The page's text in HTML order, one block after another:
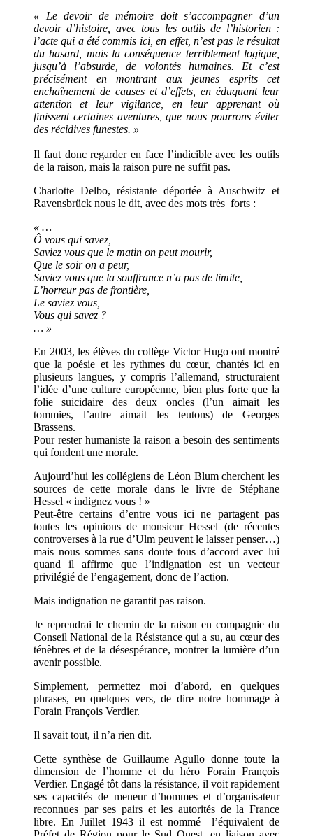
« Le devoir de mémoire doit s’accompagner d’un
devoir d’histoire, avec tous les outils de l’historien :
l’acte qui a été commis ici, en effet, n’est pas le résultat
du hasard, mais la conséquence terriblement logique,
jusqu’à l’absurde, de volontés humaines. Et c’est
précisément en montrant aux jeunes esprits cet
enchaînement de causes et d’effets, en éduquant leur
attention et leur vigilance, en leur apprenant où
finissent certaines aventures, que nous pourrons éviter
des récidives funestes. »
Il faut donc regarder en face l’indicible avec les outils
de la raison, mais la raison pure ne suffit pas.
Charlotte Delbo, résistante déportée à Auschwitz et
Ravensbrück nous le dit, avec des mots très forts :
« …
Ô vous qui savez,
Saviez vous que le matin on peut mourir,
Que le soir on a peur,
Saviez vous que la souffrance n’a pas de limite,
L’horreur pas de frontière,
Le saviez vous,
Vous qui savez ?
… »
En 2003, les élèves du collège Victor Hugo ont montré
que la poésie et les rythmes du cœur, chantés ici en
plusieurs langues, y compris l’allemand, structuraient
l’idée d’une culture européenne, bien plus forte que la
folie suicidaire des deux oncles (l’un aimait les
tommies, l’autre aimait les teutons) de Georges
Brassens.
Pour rester humaniste la raison a besoin des sentiments
qui fondent une morale.
Aujourd’hui les collégiens de Léon Blum cherchent les
sources de cette morale dans le livre de Stéphane
Hessel « indignez vous ! »
Peut-être certains d’entre vous ici ne partagent pas
toutes les opinions de monsieur Hessel (de récentes
controverses à la rue d’Ulm peuvent le laisser penser…)
mais nous sommes sans doute tous d’accord avec lui
quand il affirme que l’indignation est un vecteur
privilégié de l’engagement, donc de l’action.
Mais indignation ne garantit pas raison.
Je reprendrai le chemin de la raison en compagnie du
Conseil National de la Résistance qui a su, au cœur des
ténèbres et de la désespérance, montrer la lumière d’un
avenir possible.
Simplement, permettez moi d’abord, en quelques
phrases, en quelques vers, de dire notre hommage à
Forain François Verdier.
Il savait tout, il n’a rien dit.
Cette synthèse de Guillaume Agullo donne toute la
dimension de l’homme et du héro Forain François
Verdier. Engagé tôt dans la résistance, il voit rapidement
ses capacités de meneur d’hommes et d’organisateur
reconnues par ses pairs et les autorités de la France
libre. En Juillet 1943 il est nommé l’équivalent de